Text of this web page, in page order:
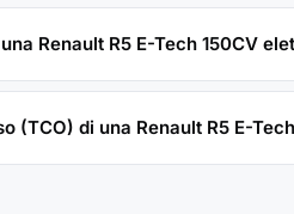
Renault R5 E-Tech 150CV
(TCO) di una Renault R5 E-